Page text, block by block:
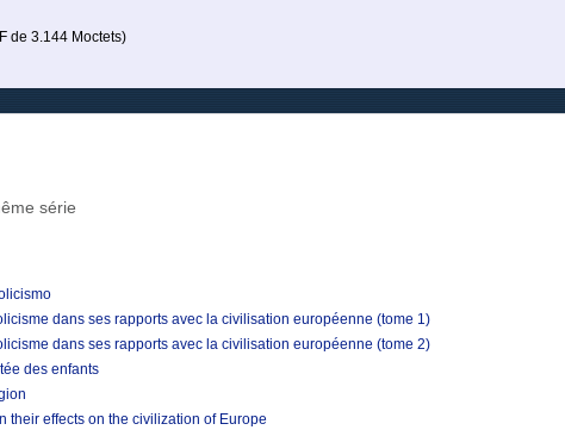
de 3.144 Moctets)
série
dans ses rapports avec la civilisation européenne (tome 1)
dans ses rapports avec la civilisation européenne (tome 2)
des enfants
their effects on the civilization of Europe